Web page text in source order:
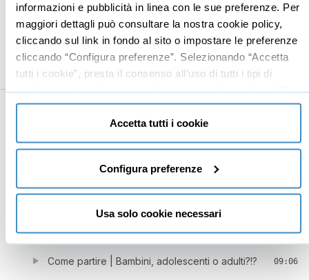
informazioni e pubblicità in linea con le sue preferenze. Per
maggiori dettagli può consultare la nostra cookie policy,
cliccando sul link in fondo al sito o impostare le preferenze
cliccando “Configura preferenze”. Selezionando “Accetta
tutti i cookie”, presta il consenso all’uso di tutti i tipi di
cookie mentre può revocare il consenso cliccando su “Usa
solo cookie necessari” e saranno attivati i soli cookie
tecnici necessari al corretto funzionamento del sito.
Accetta tutti i cookie
Configura preferenze
Usa solo cookie necessari
L'inizio del lavoro | Dopo l'acquisto del primo
prodotto
Il Business | La chiusura dal lato Distributore
Il Business | Pensa al valore che stai dando
10 Start Up 01:28:02
Come partire | Vera vittoria o vero lavoro?
1000 domande)
Come partire | Il Teachable Heart... e l'evento
Come partire | I compiti per casa, quali sono? 07:29
Come partire | Bambini, adolescenti o adulti?!? 09:06